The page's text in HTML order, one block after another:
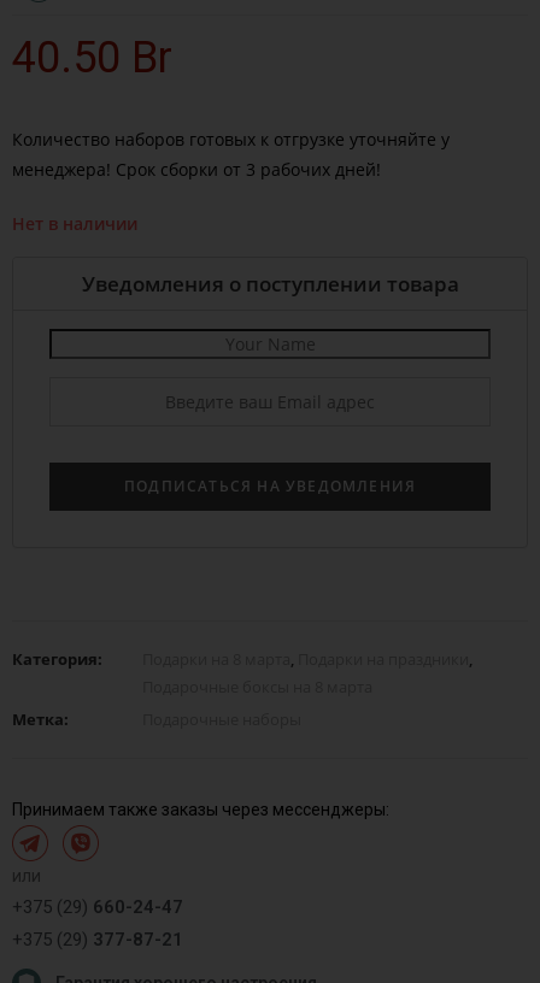
40.50 Br
Количество наборов готовых к отгрузке уточняйте у
менеджера! Срок сборки от 3 рабочих дней!
Нет в наличии
Уведомления о поступлении товара
Категория: ,
,
Метка:
Принимаем также заказы через мессенджеры:
или
+375 (29) 660-24-47
+375 (29) 377-87-21